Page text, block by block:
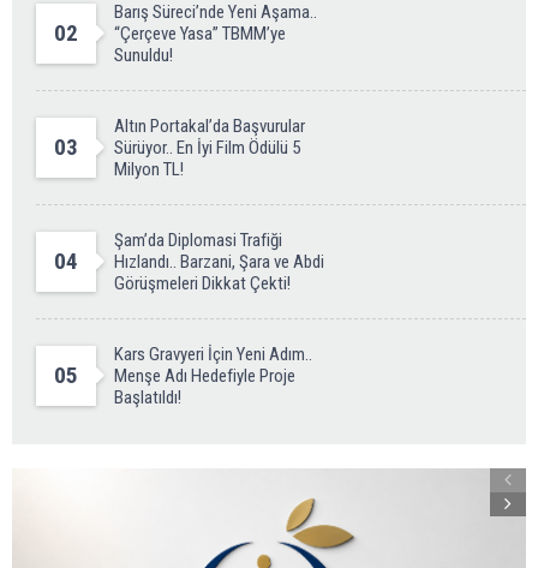
02
Barış Süreci’nde Yeni Aşama..
“Çerçeve Yasa” TBMM’ye
Sunuldu!
03
Altın Portakal’da Başvurular
Sürüyor.. En İyi Film Ödülü 5
Milyon TL!
04
Şam’da Diplomasi Trafiği
Hızlandı.. Barzani, Şara ve Abdi
Görüşmeleri Dikkat Çekti!
05
Kars Gravyeri İçin Yeni Adım..
Menşe Adı Hedefiyle Proje
Başlatıldı!